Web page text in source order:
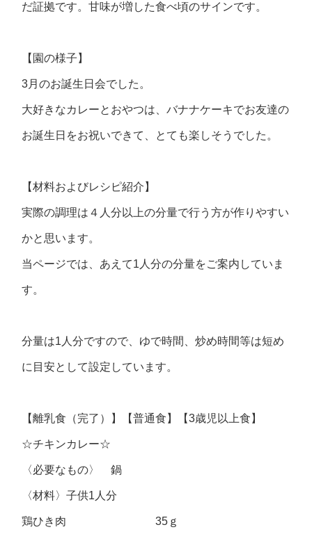
だ証拠です。甘味が増した食べ頃のサインです。
【園の様子】
3月のお誕生日会でした。
大好きなカレーとおやつは、バナナケーキでお友達の
お誕生日をお祝いできて、とても楽しそうでした。
【材料およびレシピ紹介】
実際の調理は４人分以上の分量で行う方が作りやすい
かと思います。
当ページでは、あえて1人分の分量をご案内していま
す。
分量は1人分ですので、ゆで時間、炒め時間等は短め
に目安として設定しています。
【離乳食（完了）】【普通食】【3歳児以上食】
☆チキンカレー☆
〈必要なもの〉 鍋
〈材料〉子供1人分
鶏ひき肉 35ｇ